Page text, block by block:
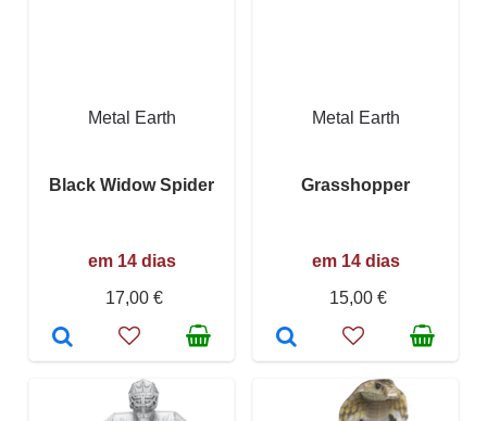
Metal Earth
Black Widow Spider
em 14 dias
17,00 €
Metal Earth
Grasshopper
em 14 dias
15,00 €